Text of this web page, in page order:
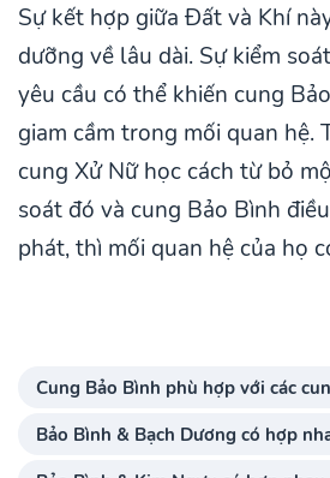
Sự kết hợp giữa Đất và Khí
dưỡng về lâu dài. Sự kiểm
yêu cầu có thể khiến cung
giam cầm trong mối quan hệ.
cung Xử Nữ học cách từ bỏ
soát đó và cung Bảo Bình
phát, thì mối quan hệ của họ
Cung Bảo Bình phù hợp với các
Bảo Bình & Bạch Dương có hợp